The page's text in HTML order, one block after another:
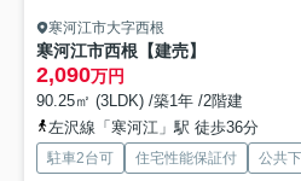
寒河江市大字西根
寒河江市西根【建売】
2,090万円
90.25㎡ (3LDK) /築1年 /2階建
左沢線「寒河江」駅 徒歩36分
駐車2台可 住宅性能保証付 公共